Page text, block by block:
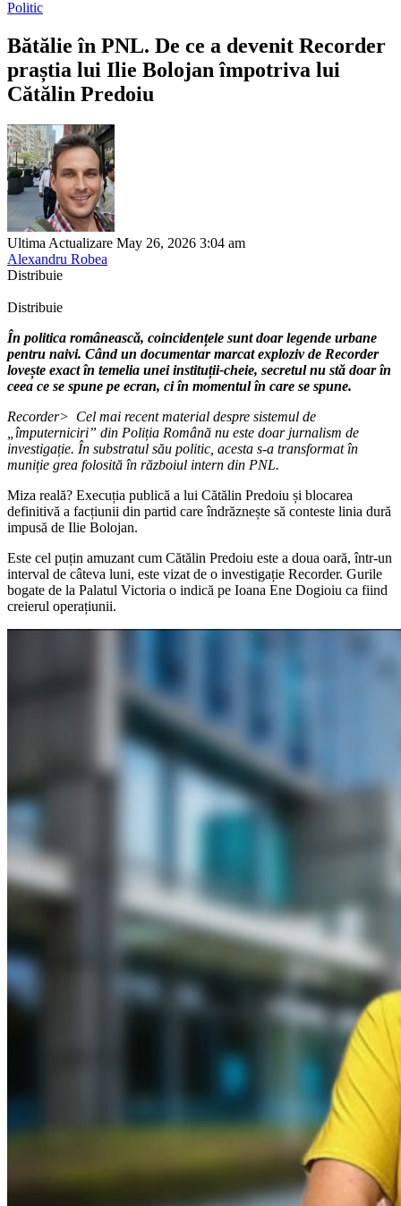
Politic
Bătălie în PNL. De ce a devenit Recorder
praștia lui Ilie Bolojan împotriva lui
Cătălin Predoiu
Ultima Actualizare May 26, 2026 3:04 am
Alexandru Robea
Distribuie
Distribuie
În politica românească, coincidențele sunt doar legende urbane
pentru naivi. Când un documentar marcat exploziv de Recorder
lovește exact în temelia unei instituții-cheie, secretul nu stă doar în
ceea ce se spune pe ecran, ci în momentul în care se spune.
Recorder> Cel mai recent material despre sistemul de
„împuterniciri” din Poliția Română nu este doar jurnalism de
investigație. În substratul său politic, acesta s-a transformat în
muniție grea folosită în războiul intern din PNL.
Miza reală? Execuția publică a lui Cătălin Predoiu și blocarea
definitivă a facțiunii din partid care îndrăznește să conteste linia dură
impusă de Ilie Bolojan.
Este cel puțin amuzant cum Cătălin Predoiu este a doua oară, într-un
interval de câteva luni, este vizat de o investigație Recorder. Gurile
bogate de la Palatul Victoria o indică pe Ioana Ene Dogioiu ca fiind
creierul operațiunii.